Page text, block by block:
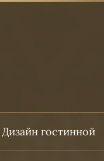
Дизайн гостинной